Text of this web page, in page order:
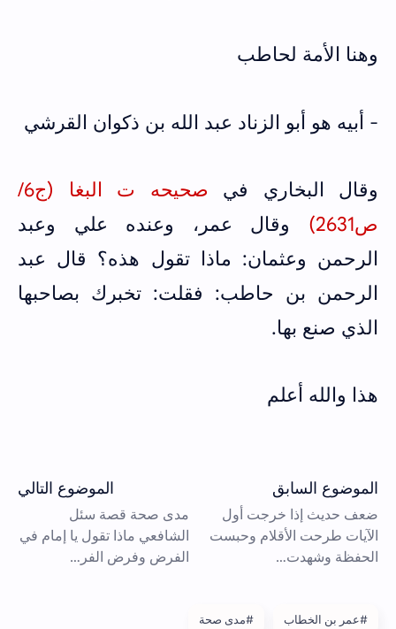
وهنا الأمة لحاطب
- أبيه هو أبو الزناد عبد الله بن ذكوان القرشي
وقال البخاري في
صحيحه ت البغا (ج6/
ص2631)
وقال عمر، وعنده علي وعبد
الرحمن وعثمان: ماذا تقول هذه؟ قال عبد
الرحمن بن حاطب: فقلت: ‌تخبرك ‌بصاحبها
الذي صنع بها.
هذا والله أعلم
#عمر بن الخطاب #مدى صحة